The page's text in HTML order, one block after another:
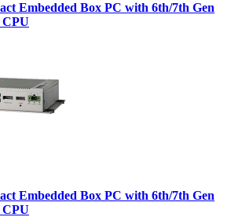
Embedded Box PC with 6th/7th Gen
Embedded Box PC with 6th/7th Gen